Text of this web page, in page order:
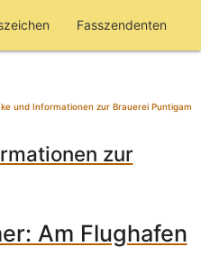
Fasszendenten
und Informationen zur Brauerei Puntigam
zur
Am Flughafen